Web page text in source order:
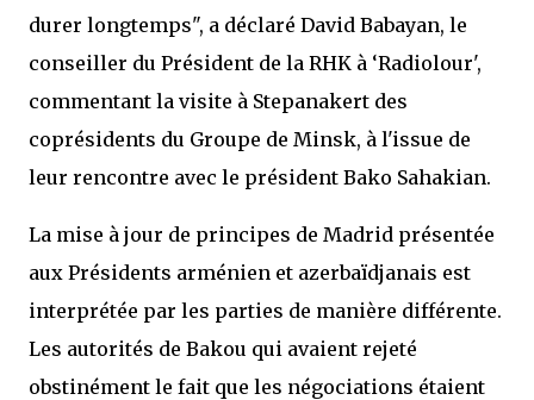
durer longtemps", a déclaré David Babayan, le
conseiller du Président de la RHK à ‘Radiolour',
commentant la visite à Stepanakert des
coprésidents du Groupe de Minsk, à l'issue de
leur rencontre avec le président Bako Sahakian.
La mise à jour de principes de Madrid présentée
aux Présidents arménien et azerbaïdjanais est
interprétée par les parties de manière différente.
Les autorités de Bakou qui avaient rejeté
obstinément le fait que les négociations étaient